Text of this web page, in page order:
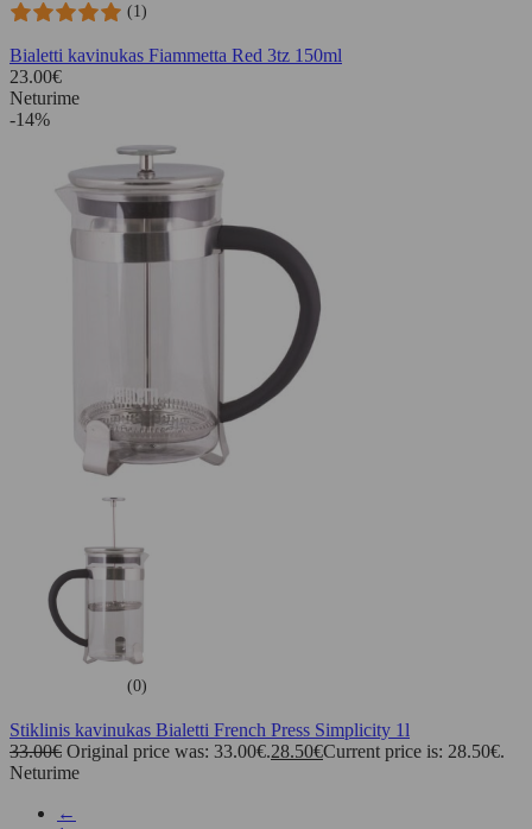
(1)
Bialetti kavinukas Fiammetta Red 3tz 150ml
23.00€
Neturime
-14%
(0)
Stiklinis kavinukas Bialetti French Press Simplicity 1l
33.00€ Original price was: 33.00€.28.50€Current price is: 28.50€.
Neturime
←